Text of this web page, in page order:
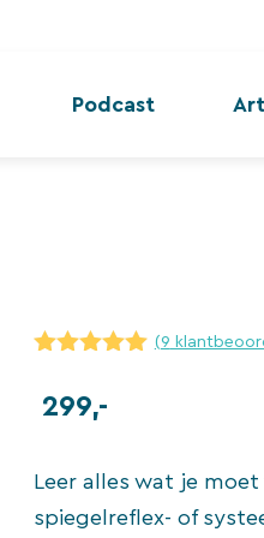
Podcast
(9
299,-
Leer alles wat je
spiegelreflex- of